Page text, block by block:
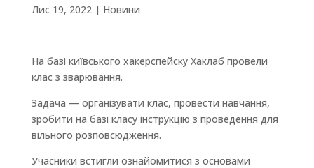
Лис 19, 2022| Новини
На базі київського хакерспейску Хаклаб провели
клас з зварювання.
Задача — організувати клас, провести навчання,
зробити на базі класу інструкцію з проведення для
вільного розповсюдження.
Учасники встигли ознайомитися з основами